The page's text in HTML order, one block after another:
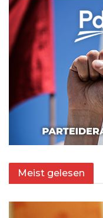
Meist gelesen